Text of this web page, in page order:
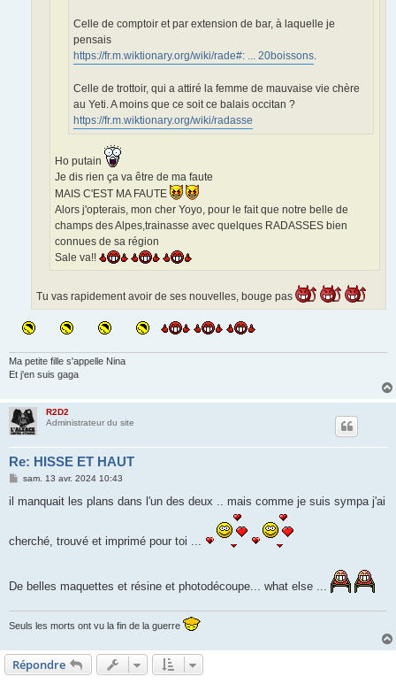
Celle de comptoir et par extension de bar, à laquelle je
pensais
https://fr.m.wiktionary.org/wiki/rade#: ... 20boissons.
Celle de trottoir, qui a attiré la femme de mauvaise vie chère
au Yeti. A moins que ce soit ce balais occitan ?
https://fr.m.wiktionary.org/wiki/radasse
Ho putain
Je dis rien ça va être de ma faute
MAIS C'EST MA FAUTE
Alors j'opterais, mon cher Yoyo, pour le fait que notre belle de
champs des Alpes,trainasse avec quelques RADASSES bien
connues de sa région
Sale va!!
Tu vas rapidement avoir de ses nouvelles, bouge pas
Ma petite fille s'appelle Nina
Et j'en suis gaga
R2D2
Administrateur du site
Re: HISSE ET HAUT
M
s
e
sam. 13 avr. 2024 10:43
il manquait les plans dans l'un des deux .. mais comme je suis sympa j'ai
cherché, trouvé et imprimé pour toi ...
De belles maquettes et résine et photodécoupe... what else ...
Seuls les morts ont vu la fin de la guerre
Répondre